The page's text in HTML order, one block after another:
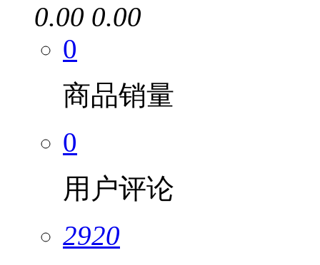
0.00 0.00
0
商品销量
0
用户评论
2920